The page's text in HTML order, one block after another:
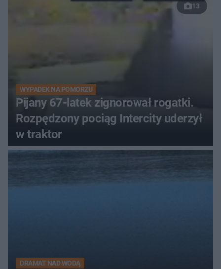
13
WYPADEK NA POMORZU
Pijany 67-latek zignorował rogatki.
Rozpędzony pociąg Intercity uderzył
w traktor
DRAMAT NAD WODĄ